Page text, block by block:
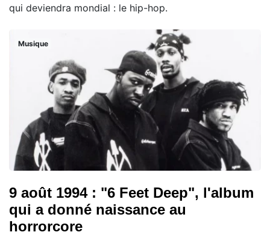
qui deviendra mondial : le hip-hop.
Musique
9 août 1994 : "6 Feet Deep", l'album
qui a donné naissance au
horrorcore